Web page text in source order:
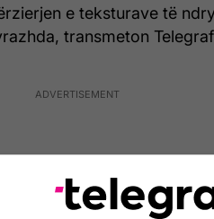
e teksturave të
transmeton